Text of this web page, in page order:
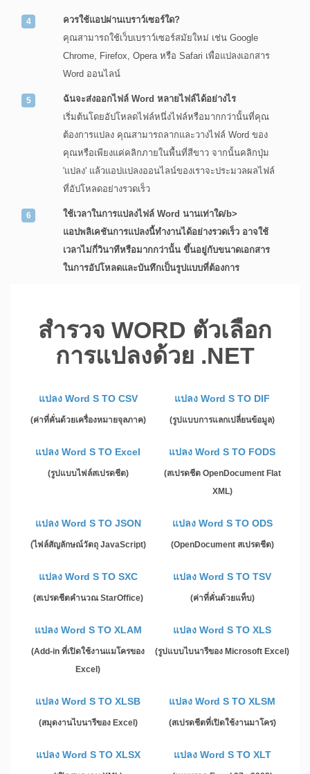
ควรใช้แอปผ่านเบราว์เซอร์ใด?
คุณสามารถใช้เว็บเบราว์เซอร์สมัยใหม่ เช่น Google
Chrome, Firefox, Opera หรือ Safari เพื่อแปลงเอกสาร
Word ออนไลน์
ฉันจะส่งออกไฟล์ Word หลายไฟล์ได้อย่างไร
เริ่มต้นโดยอัปโหลดไฟล์หนึ่งไฟล์หรือมากกว่านั้นที่คุณ
ต้องการแปลง คุณสามารถลากและวางไฟล์ Word ของ
คุณหรือเพียงแค่คลิกภายในพื้นที่สีขาว จากนั้นคลิกปุ่ม
'แปลง' แล้วแอปแปลงออนไลน์ของเราจะประมวลผลไฟล์
ที่อัปโหลดอย่างรวดเร็ว
ใช้เวลาในการแปลงไฟล์ Word นานเท่าใด/b>
แอปพลิเคชันการแปลงนี้ทำงานได้อย่างรวดเร็ว อาจใช้
เวลาไม่กี่วินาทีหรือมากกว่านั้น ขึ้นอยู่กับขนาดเอกสาร
ในการอัปโหลดและบันทึกเป็นรูปแบบที่ต้องการ
สำรวจ WORD ตัวเลือก
การแปลงด้วย .NET
แปลง Word S TO CSV
(ค่าที่คั่นด้วยเครื่องหมายจุลภาค)
แปลง Word S TO DIF
(รูปแบบการแลกเปลี่ยนข้อมูล)
แปลง Word S TO Excel
(รูปแบบไฟล์สเปรดชีต)
แปลง Word S TO FODS
(สเปรดชีต OpenDocument Flat
XML)
แปลง Word S TO JSON
(ไฟล์สัญลักษณ์วัตถุ JavaScript)
แปลง Word S TO ODS
(OpenDocument สเปรดชีต)
แปลง Word S TO SXC
(สเปรดชีตคำนวณ StarOffice)
แปลง Word S TO TSV
(ค่าที่คั่นด้วยแท็บ)
แปลง Word S TO XLAM
(Add-in ที่เปิดใช้งานแมโครของ
Excel)
แปลง Word S TO XLS
(รูปแบบไบนารีของ Microsoft Excel)
แปลง Word S TO XLSB
(สมุดงานไบนารีของ Excel)
แปลง Word S TO XLSM
(สเปรดชีตที่เปิดใช้งานมาโคร)
แปลง Word S TO XLSX แปลง Word S TO XLT